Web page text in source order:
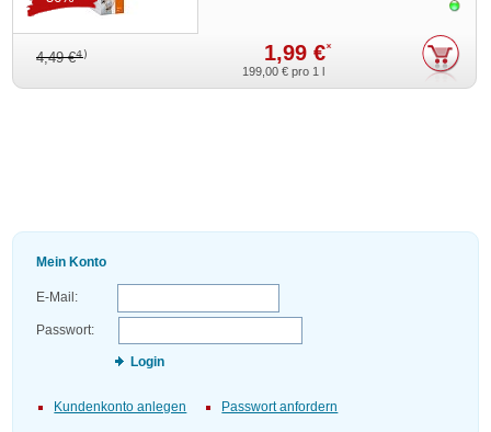
4,49 €4) 1,99 €*
199,00 € pro 1 l
Mein Konto
E-Mail:
Passwort:
Login
Kundenkonto anlegen Passwort anfordern